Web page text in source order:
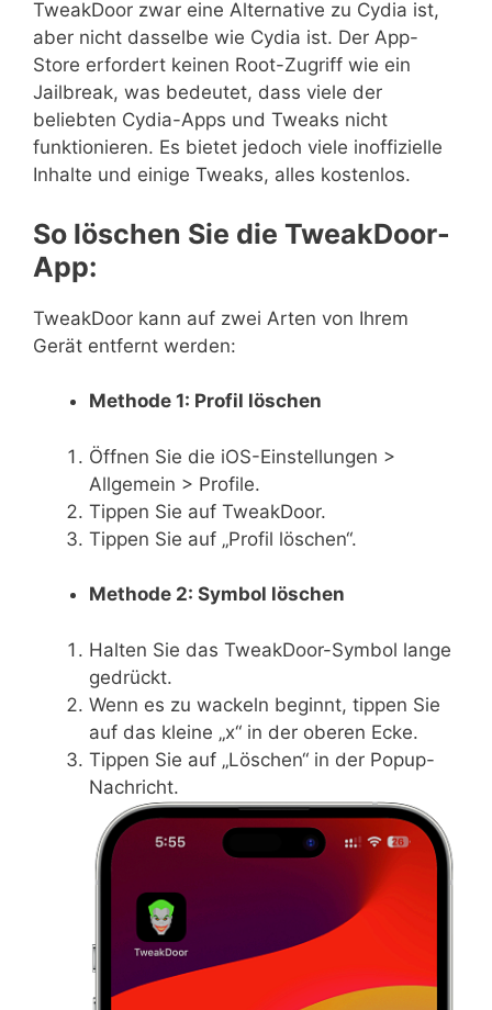
TweakDoor zwar eine Alternative zu Cydia ist,
aber nicht dasselbe wie Cydia ist. Der App-
Store erfordert keinen Root-Zugriff wie ein
Jailbreak, was bedeutet, dass viele der
beliebten Cydia-Apps und Tweaks nicht
funktionieren. Es bietet jedoch viele inoffizielle
Inhalte und einige Tweaks, alles kostenlos.
So löschen Sie die TweakDoor-
App:
TweakDoor kann auf zwei Arten von Ihrem
Gerät entfernt werden:
Methode 1: Profil löschen
Öffnen Sie die iOS-Einstellungen >
Allgemein > Profile.
Tippen Sie auf TweakDoor.
Tippen Sie auf „Profil löschen“.
Methode 2: Symbol löschen
Halten Sie das TweakDoor-Symbol lange
gedrückt.
Wenn es zu wackeln beginnt, tippen Sie
auf das kleine „x“ in der oberen Ecke.
Tippen Sie auf „Löschen“ in der Popup-
Nachricht.